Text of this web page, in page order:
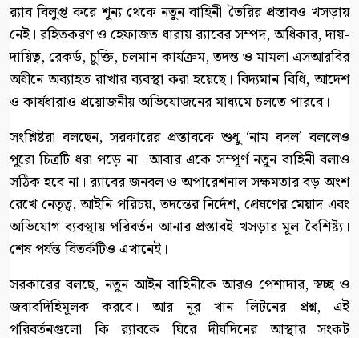
র‍্যাব বিলুপ্ত করে শূন্য থেকে নতুন বাহিনী তৈরির প্রস্তাবও খসড়ায়
নেই। রহিতকরণ ও হেফাজত ধারায় র‍্যাবের সম্পদ, অধিকার, দায়-
দায়িত্ব, রেকর্ড, চুক্তি, চলমান কার্যক্রম, তদন্ত ও মামলা এসআরবির
অধীনে অব্যাহত রাখার ব্যবস্থা করা হয়েছে। বিদ্যমান বিধি, আদেশ
ও কার্যধারাও প্রয়োজনীয় অভিযোজনের মাধ্যমে চলতে পারবে।
সংশ্লিষ্টরা বলছেন, সরকারের প্রস্তাবকে শুধু ‘নাম বদল’ বললেও
পুরো চিত্রটি ধরা পড়ে না। আবার একে সম্পূর্ণ নতুন বাহিনী বলাও
সঠিক হবে না। র‍্যাবের জনবল ও অপারেশনাল সক্ষমতার বড় অংশ
রেখে নেতৃত্ব, আইনি পরিচয়, তদন্তের নির্দেশ, প্রেষণের মেয়াদ এবং
অভিযোগ ব্যবস্থায় পরিবর্তন আনার প্রস্তাবই খসড়ার মূল বৈশিষ্ট্য।
শেষ পর্যন্ত বিতর্কটিও এখানেই।
সরকারের বলছে, নতুন আইন বাহিনীকে আরও পেশাদার, স্বচ্ছ ও
জবাবদিহিমূলক করবে। আর নূর খান লিটনের প্রশ্ন, এই
পরিবর্তনগুলো কি র‍্যাবকে ঘিরে দীর্ঘদিনের আস্থার সংকট